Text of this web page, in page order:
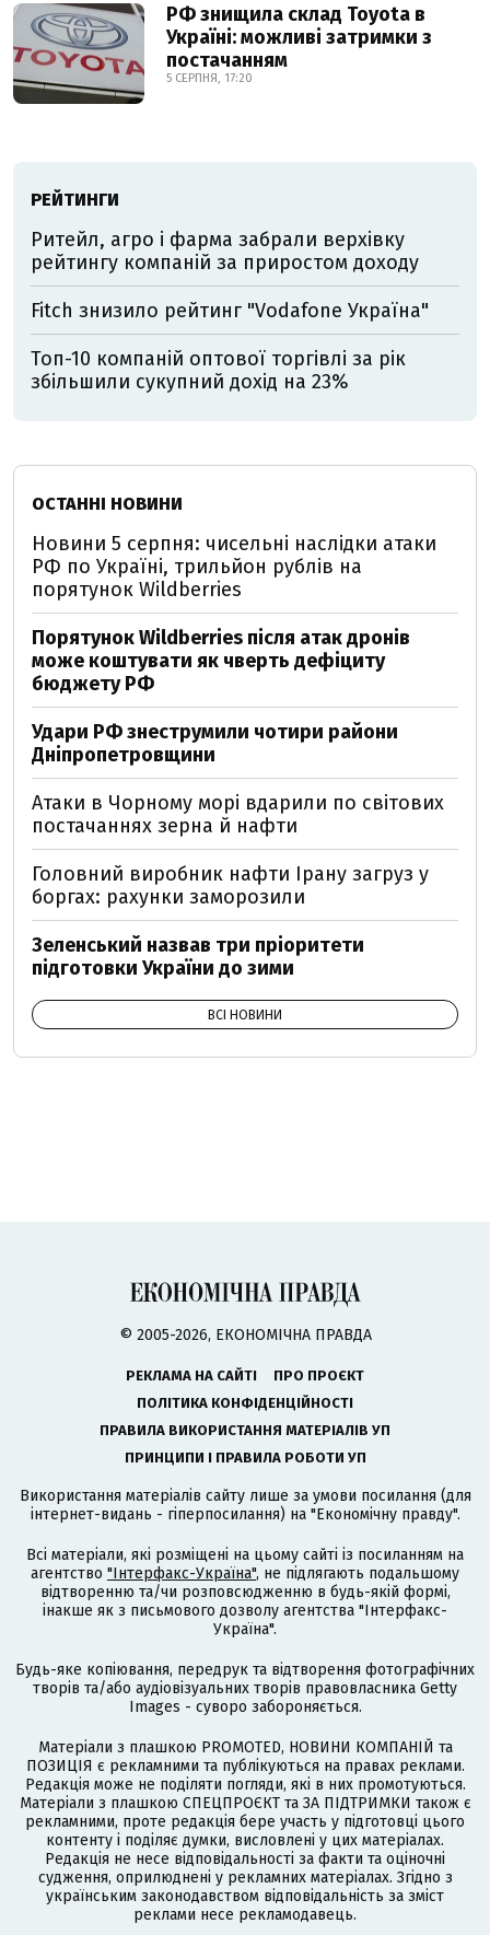
РФ знищила склад Toyota в
Україні: можливі затримки з
постачанням
5 СЕРПНЯ, 17:20
РЕЙТИНГИ
Ритейл, агро і фарма забрали верхівку
рейтингу компаній за приростом доходу
Fitch знизило рейтинг "Vodafone Україна"
Топ-10 компаній оптової торгівлі за рік
збільшили сукупний дохід на 23%
ОСТАННІ НОВИНИ
Новини 5 серпня: чисельні наслідки атаки
РФ по Україні, трильйон рублів на
порятунок Wildberries
Порятунок Wildberries після атак дронів
може коштувати як чверть дефіциту
бюджету РФ
Удари РФ знеструмили чотири райони
Дніпропетровщини
Атаки в Чорному морі вдарили по світових
постачаннях зерна й нафти
Головний виробник нафти Ірану загруз у
боргах: рахунки заморозили
Зеленський назвав три пріоритети
підготовки України до зими
ВСІ НОВИНИ
© 2005-2026, ЕКОНОМІЧНА ПРАВДА
РЕКЛАМА НА САЙТІ
ПРО ПРОЄКТ
ПОЛІТИКА КОНФІДЕНЦІЙНОСТІ
ПРАВИЛА ВИКОРИСТАННЯ МАТЕРІАЛІВ УП
ПРИНЦИПИ І ПРАВИЛА РОБОТИ УП
Використання матеріалів сайту лише за умови посилання (для
інтернет-видань - гіперпосилання) на "Економічну правду".
Всі матеріали, які розміщені на цьому сайті із посиланням на
агентство "Інтерфакс-Україна", не підлягають подальшому
відтворенню та/чи розповсюдженню в будь-якій формі,
інакше як з письмового дозволу агентства "Інтерфакс-
Україна".
Будь-яке копіювання, передрук та відтворення фотографічних
творів та/або аудіовізуальних творів правовласника Getty
Images - суворо забороняється.
Матеріали з плашкою PROMOTED, НОВИНИ КОМПАНІЙ та
ПОЗИЦІЯ є рекламними та публікуються на правах реклами.
Редакція може не поділяти погляди, які в них промотуються.
Матеріали з плашкою СПЕЦПРОЄКТ та ЗА ПІДТРИМКИ також є
рекламними, проте редакція бере участь у підготовці цього
контенту і поділяє думки, висловлені у цих матеріалах.
Редакція не несе відповідальності за факти та оціночні
судження, оприлюднені у рекламних матеріалах. Згідно з
українським законодавством відповідальність за зміст
реклами несе рекламодавець.